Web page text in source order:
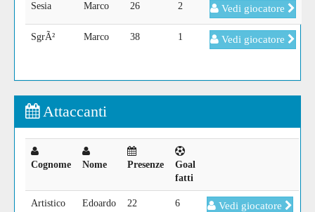
Sesia Marco 26 2 Vedi giocatore
SgrÃ² Marco 38 1 Vedi giocatore
Attaccanti
Cognome Nome Presenze
Goal
fatti
Artistico Edoardo 22 6 Vedi giocatore